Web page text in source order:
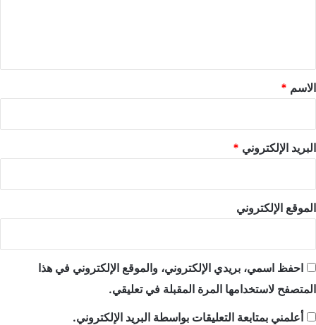
*
الاسم *
البريد الإلكتروني *
الموقع الإلكتروني
احفظ اسمي، بريدي الإلكتروني، والموقع الإلكتروني في هذا
المتصفح لاستخدامها المرة المقبلة في تعليقي.
أعلمني بمتابعة التعليقات بواسطة البريد الإلكتروني.